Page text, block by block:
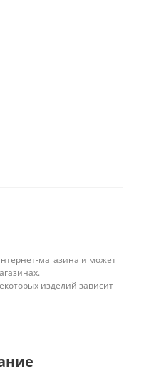
магазина и может
изделий зависит